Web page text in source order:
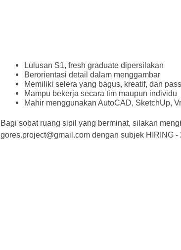
Lulusan S1, fresh graduate dipersilakan
Berorientasi detail dalam menggambar
Memiliki selera yang bagus, kreatif, dan
Mampu bekerja secara tim maupun individu
Mahir menggunakan AutoCAD, SketchUp,
Bagi sobat ruang sipil yang berminat, silakan
gores.project@gmail.com dengan subjek HIRING